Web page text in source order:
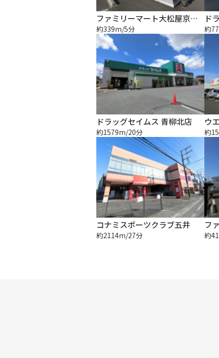
ファミリーマート大松屋京葉店
約339m/5分 約
ドラッグセイムス 青柳北店
約1579m/20分
ウ
約
コナミスポーツクラブ五井
約2114m/27分 約